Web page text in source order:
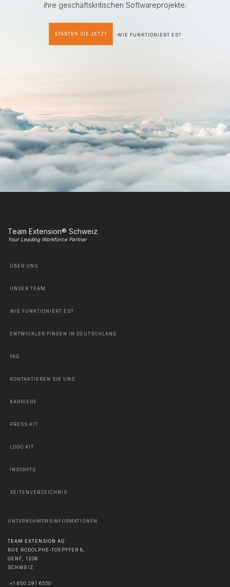
ihre geschäftskritischen Softwareprojekte.
STARTEN SIE JETZT WIE FUNKTIONIERT ES?
Team Extension® Schweiz
Your Leading Workforce Partner
ÜBER UNS
UNSER TEAM
WIE FUNKTIONIERT ES?
ENTWICKLER FINDEN IN DEUTSCHLAND
FAQ
KONTAKTIEREN SIE UNS
KARRIERE
PRESS KIT
LOGO KIT
INSIGHTS
SEITENVERZEICHNIS
UNTERNEHMENSINFORMATIONEN
TEAM EXTENSION AG
RUE RODOLPHE-TOEPFFER 8,
GENF, 1206
SCHWEIZ
+1 650 297 6550